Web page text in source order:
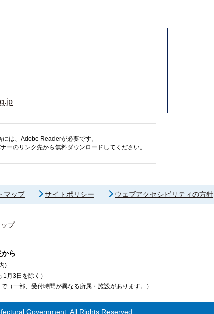
は、Adobe Readerが必要です。
ーのリンク先から無料ダウンロードしてください。
マップ サイトポリシー ウェブアクセシビリティの方針
プ
から
)
月3日を除く）
一部、受付時間が異なる所属・施設があります。）
Government. All Rights Reserved.